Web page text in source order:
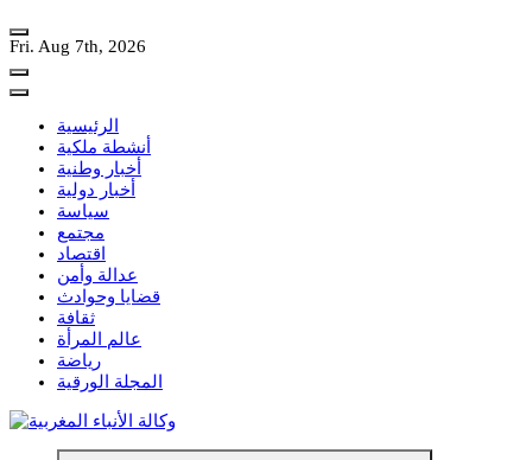
Fri. Aug 7th, 2026
الرئيسية
أنشطة ملكية
أخبار وطنية
أخبار دولية
سياسة
مجتمع
اقتصاد
عدالة وأمن
قضايا وحوادث
ثقافة
عالم المرأة
رياضة
المجلة الورقية